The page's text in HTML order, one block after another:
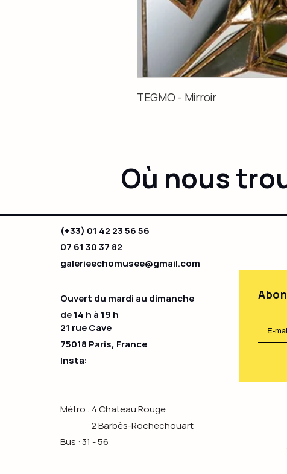
TEGMO - Mirroir
Où nous
21 rue Cave
75018 Paris, France
Insta:
Métro : 4 Chateau Rouge
2 Barbès-Rochechouart
Bus : 31 - 56
(+33) 01 42 23 56 56
07 61 30 37 82
galerieechomusee@gmail.com
Ouvert du mardi au dimanche
de 14 h à 19 h​